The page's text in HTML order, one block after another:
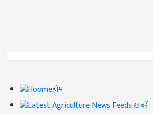
होम
ख़बरें